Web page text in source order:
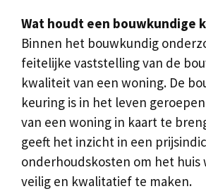
Wat houdt een bouwkundige
Binnen het bouwkundig
feitelijke vaststelling van de
kwaliteit van een woning. De
keuring is in het leven
van een woning in kaart te
geeft het inzicht in een
onderhoudskosten om het huis
veilig en kwalitatief te maken.